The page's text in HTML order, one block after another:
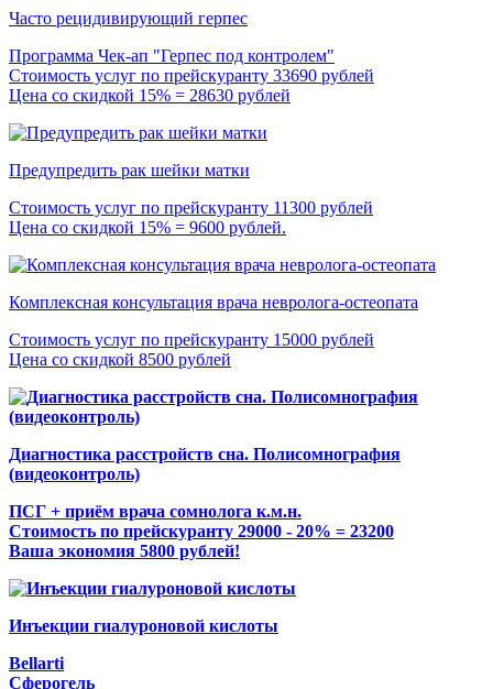
Часто рецидивирующий герпес
Программа Чек-ап "Герпес под контролем"
Стоимость услуг по прейскуранту 33690 рублей
Цена со скидкой 15% = 28630 рублей
Предупредить рак шейки матки
Стоимость услуг по прейскуранту 11300 рублей
Цена со скидкой 15% = 9600 рублей.
Комплексная консультация врача невролога-остеопата
Стоимость услуг по прейскуранту 15000 рублей
Цена со скидкой 8500 рублей
Диагностика расстройств сна. Полисомнография
(видеоконтроль)
ПСГ + приём врача сомнолога к.м.н.
Стоимость по прейскуранту 29000 - 20% = 23200
Ваша экономия 5800 рублей!
Инъекции гиалуроновой кислоты
Bellarti
Сферогель